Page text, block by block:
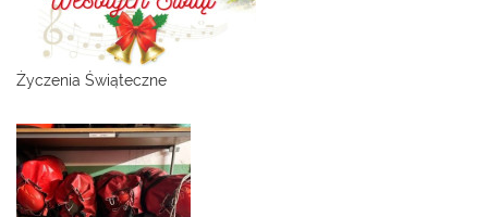
Życzenia Świąteczne